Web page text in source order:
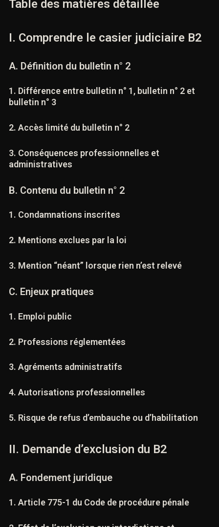
1. Différence entre bulletin n° 1, bulletin n° 2 et
3. Conséquences professionnelles et